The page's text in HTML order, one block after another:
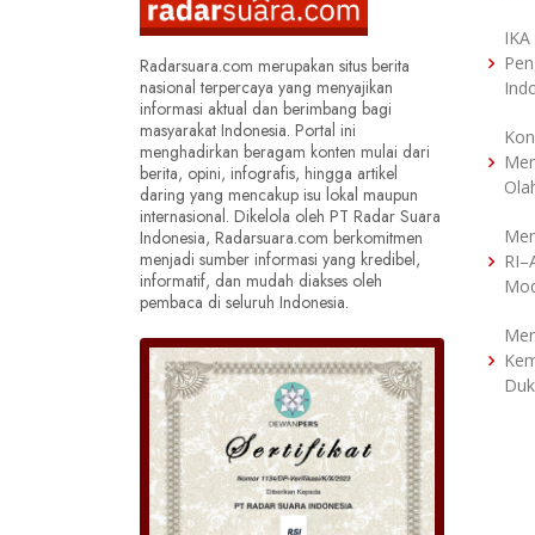
Radarsuara.com merupakan situs berita
nasional terpercaya yang menyajikan
informasi aktual dan berimbang bagi
masyarakat Indonesia. Portal ini
menghadirkan beragam konten mulai dari
berita, opini, infografis, hingga artikel
daring yang mencakup isu lokal maupun
internasional. Dikelola oleh PT Radar Suara
Indonesia, Radarsuara.com berkomitmen
menjadi sumber informasi yang kredibel,
informatif, dan mudah diakses oleh
pembaca di seluruh Indonesia.